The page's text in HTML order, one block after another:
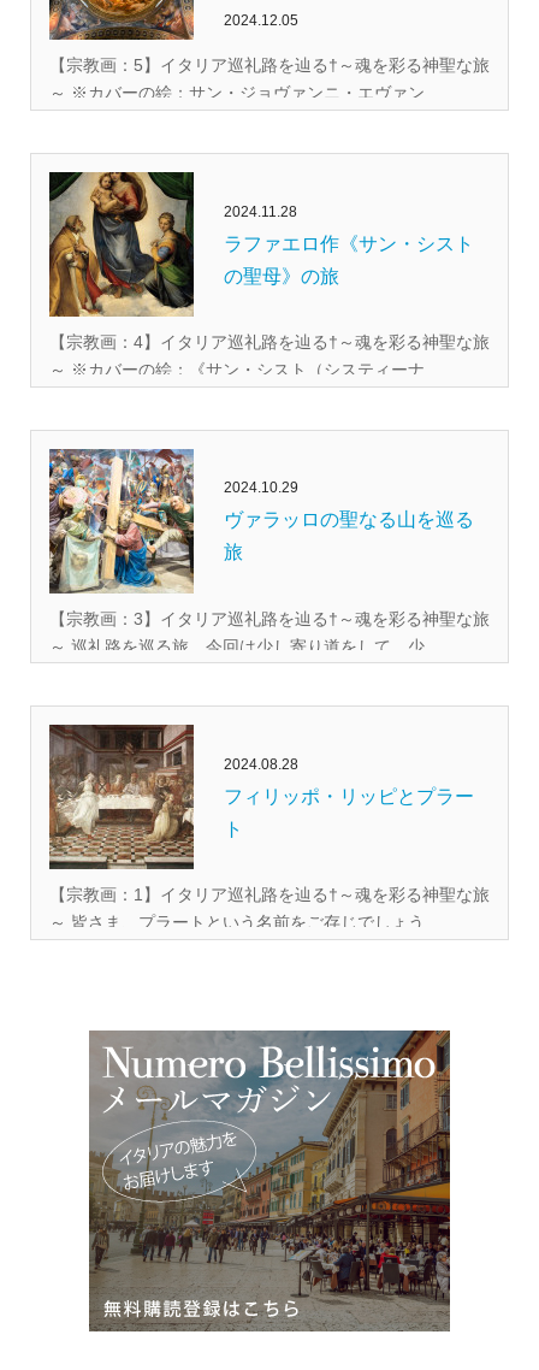
2024.12.05
【宗教画：5】イタリア巡礼路を辿る†～魂を彩る神聖な旅
～ ※カバーの絵：サン・ジョヴァンニ・エヴァン...
2024.11.28
ラファエロ作《サン・シスト
の聖母》の旅
【宗教画：4】イタリア巡礼路を辿る†～魂を彩る神聖な旅
～ ※カバーの絵：《サン・シスト（システィーナ...
2024.10.29
ヴァラッロの聖なる山を巡る
旅
【宗教画：3】イタリア巡礼路を辿る†～魂を彩る神聖な旅
～ 巡礼路を巡る旅、今回は少し寄り道をして、少...
2024.08.28
フィリッポ・リッピとプラー
ト
【宗教画：1】イタリア巡礼路を辿る†～魂を彩る神聖な旅
～ 皆さま、プラートという名前をご存じでしょう...